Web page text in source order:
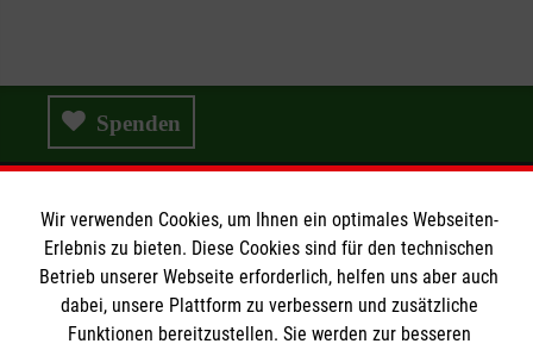
Spenden
Wir Malteser
Wir Malteser
Wir verwenden Cookies, um Ihnen ein optimales Webseiten-
Erlebnis zu bieten. Diese Cookies sind für den technischen
Betrieb unserer Webseite erforderlich, helfen uns aber auch
dabei, unsere Plattform zu verbessern und zusätzliche
Funktionen bereitzustellen. Sie werden zur besseren